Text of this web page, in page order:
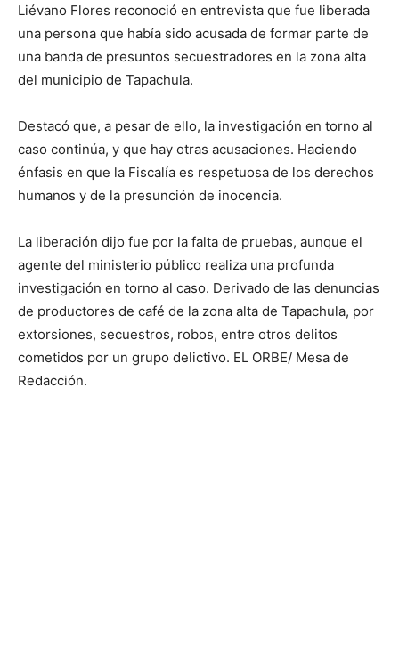
Liévano Flores reconoció en entrevista que fue liberada
una persona que había sido acusada de formar parte de
una banda de presuntos secuestradores en la zona alta
del municipio de Tapachula.
Destacó que, a pesar de ello, la investigación en torno al
caso continúa, y que hay otras acusaciones. Haciendo
énfasis en que la Fiscalía es respetuosa de los derechos
humanos y de la presunción de inocencia.
La liberación dijo fue por la falta de pruebas, aunque el
agente del ministerio público realiza una profunda
investigación en torno al caso. Derivado de las denuncias
de productores de café de la zona alta de Tapachula, por
extorsiones, secuestros, robos, entre otros delitos
cometidos por un grupo delictivo. EL ORBE/ Mesa de
Redacción.